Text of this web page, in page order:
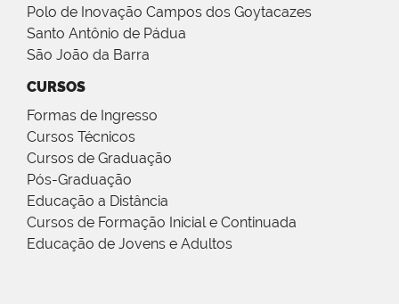
Polo de Inovação Campos dos Goytacazes
Santo Antônio de Pádua
São João da Barra
CURSOS
Formas de Ingresso
Cursos Técnicos
Cursos de Graduação
Pós-Graduação
Educação a Distância
Cursos de Formação Inicial e Continuada
Educação de Jovens e Adultos